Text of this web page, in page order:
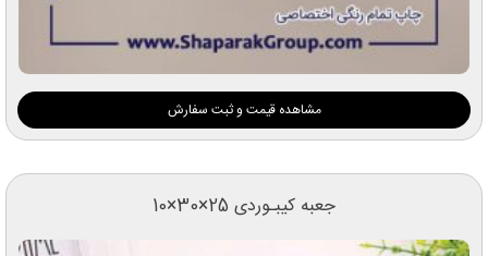
مشاهده قیمت و ثبت سفارش
جعبه کیبـوردی 25×30×10